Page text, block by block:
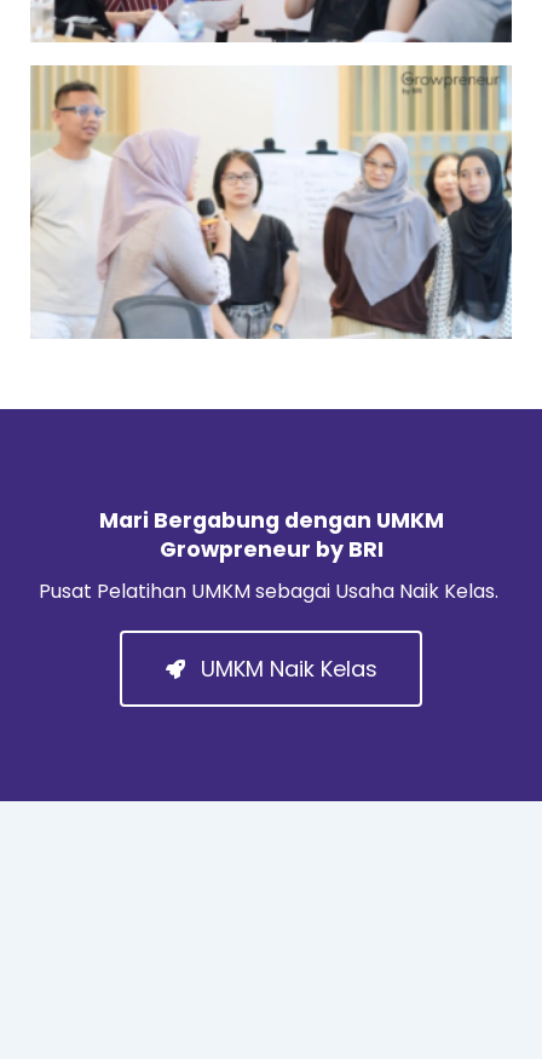
Mari Bergabung dengan UMKM
Growpreneur by BRI
Pusat Pelatihan UMKM sebagai Usaha Naik Kelas.
UMKM Naik Kelas